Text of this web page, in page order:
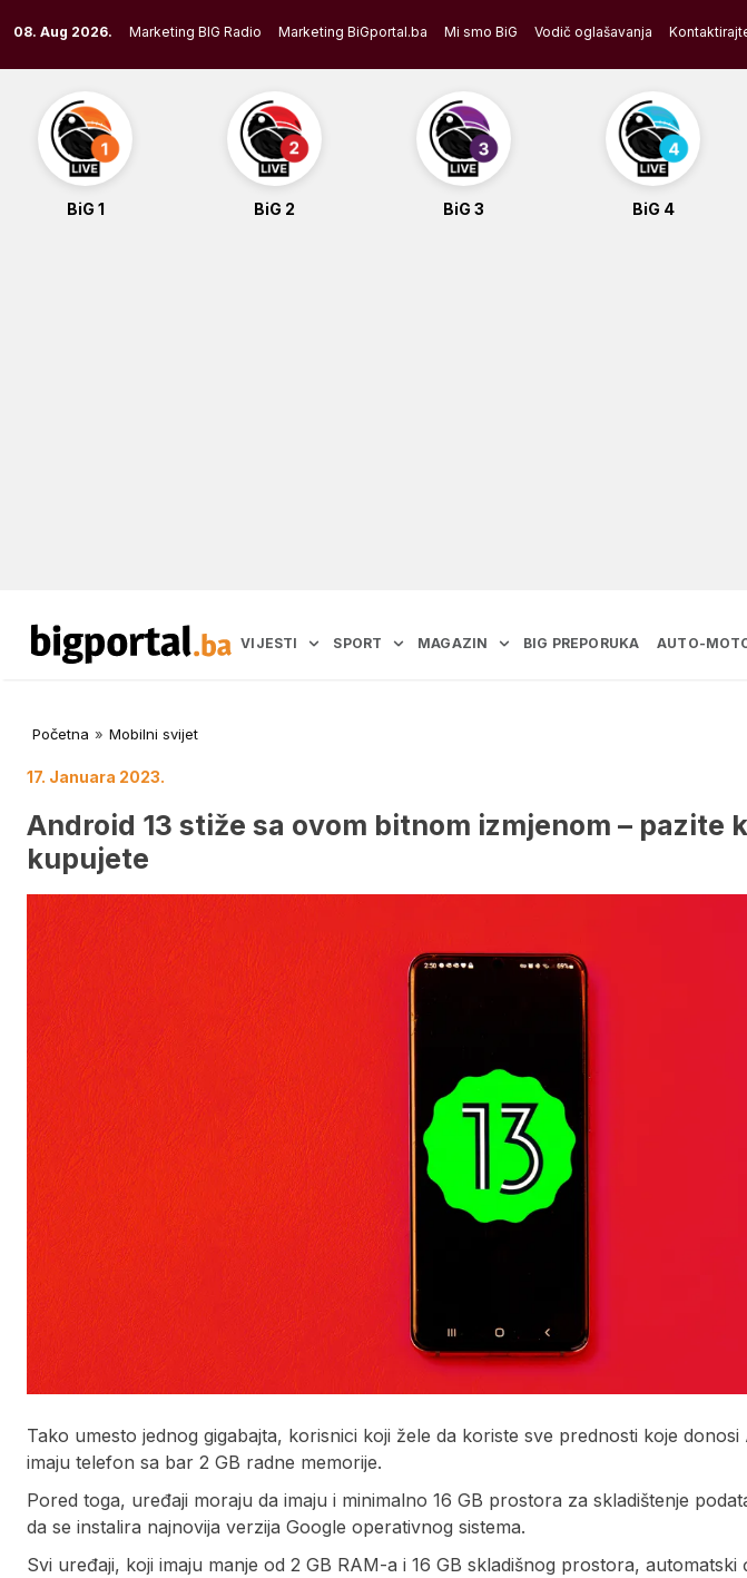
to
content
08. Aug 2026. Marketing BIG Radio Marketing BiGportal.ba Mi smo BiG Vodič oglašavanja
BiG 1 BiG 2 BiG 3 BiG 4
VIJESTI SPORT MAGAZIN BIG PREPORUKA AUTO-
Početna » Mobilni svijet
17. Januara 2023.
Android 13 stiže sa ovom bitnom izmjenom – pazite
kupujete
Tako umesto jednog gigabajta, korisnici koji žele da koriste sve prednosti koje donosi
imaju telefon sa bar 2 GB radne memorije.
Pored toga, uređaji moraju da imaju i minimalno 16 GB prostora za skladištenje
da se instalira najnovija verzija Google operativnog sistema.
Svi uređaji, koji imaju manje od 2 GB RAM-a i 16 GB skladišnog prostora,